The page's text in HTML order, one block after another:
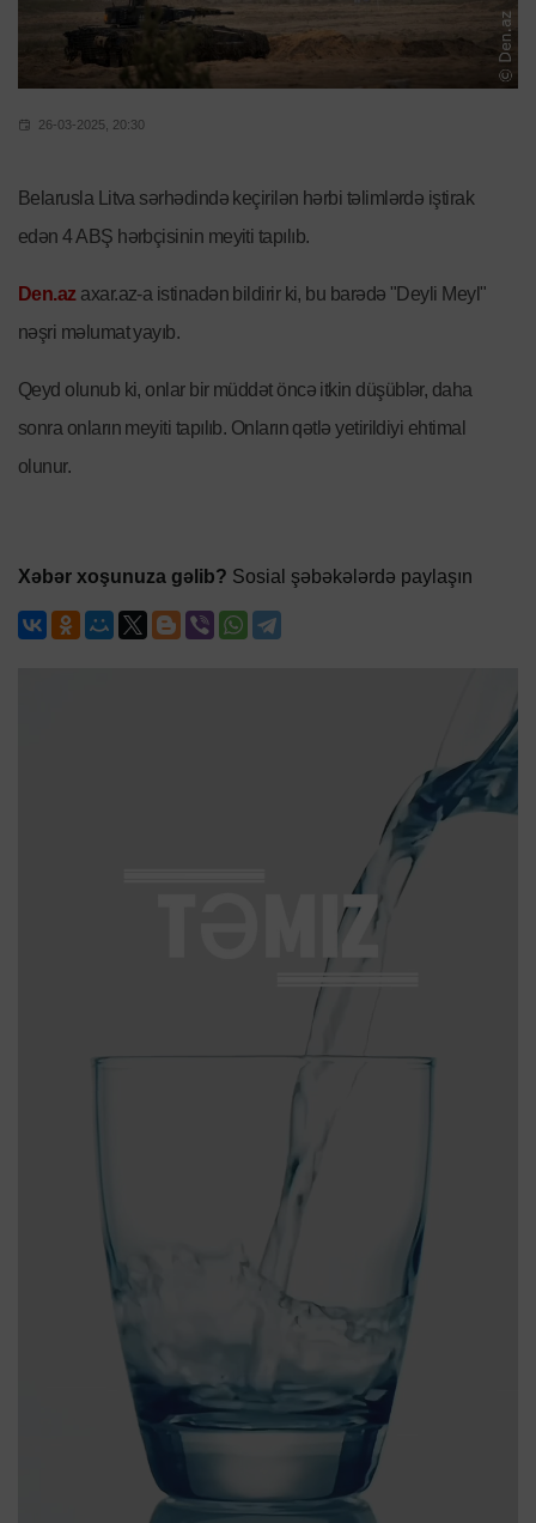
26-03-2025, 20:30
Belarusla Litva sərhədində keçirilən hərbi təlimlərdə iştirak
edən 4 ABŞ hərbçisinin meyiti tapılıb.
Den.azaxar.az-a istinadən bildirir ki, bu barədə "Deyli Meyl"
nəşri məlumat yayıb.
Qeyd olunub ki, onlar bir müddət öncə itkin düşüblər, daha
sonra onların meyiti tapılıb. Onların qətlə yetirildiyi ehtimal
olunur.
Xəbər xoşunuza gəlib? Sosial şəbəkələrdə paylaşın